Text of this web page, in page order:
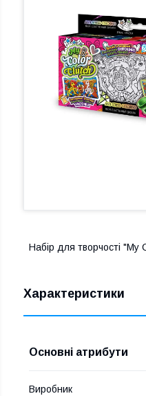
Набір для творчості
Характеристики
Основні атрибути
Виробник